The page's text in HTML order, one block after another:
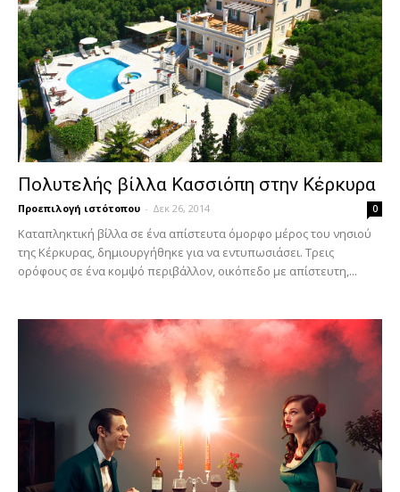
Πολυτελής βίλλα Κασσιόπη στην Κέρκυρα
Προεπιλογή ιστότοπου - Δεκ 26, 2014 0
Καταπληκτική βίλλα σε ένα απίστευτα όμορφο μέρος του νησιού
της Κέρκυρας, δημιουργήθηκε για να εντυπωσιάσει. Τρεις
ορόφους σε ένα κομψό περιβάλλον, οικόπεδο με απίστευτη,...